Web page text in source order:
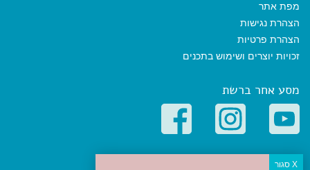
מפת אתר
הצהרת נגישות
הצהרת פרטיות
זכויות יוצרים ושימוש בתכנים
מסע אחר ברשת
קטגוריות פופולריות